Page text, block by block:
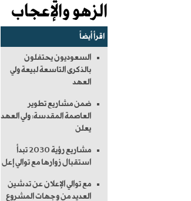
الزهو والإعجاب
اقرأ أيضاً
السعوديون يحتفلون
بالذكرى التاسعة لبيعة ولي
العهد
ضمن مشاريع تطوير
العاصمة المقدسة: ولي العهد
يعلن
مشاريع رؤية 2030 تبدأ
استقبال زوارها مع توالي إعل
مع توالي الإعلان عن تدشين
العديد من وجهات المشروع